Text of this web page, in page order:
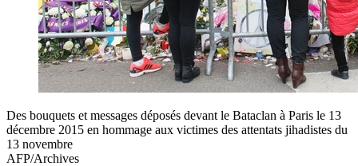
Des bouquets et messages déposés devant le Bataclan à Paris le 13
décembre 2015 en hommage aux victimes des attentats jihadistes du
13 novembre
AFP/Archives